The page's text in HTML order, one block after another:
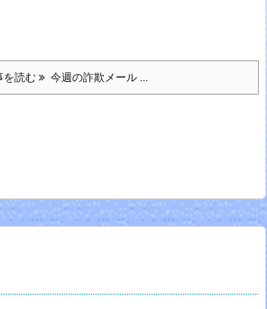
を読む 今週の詐欺メール ...